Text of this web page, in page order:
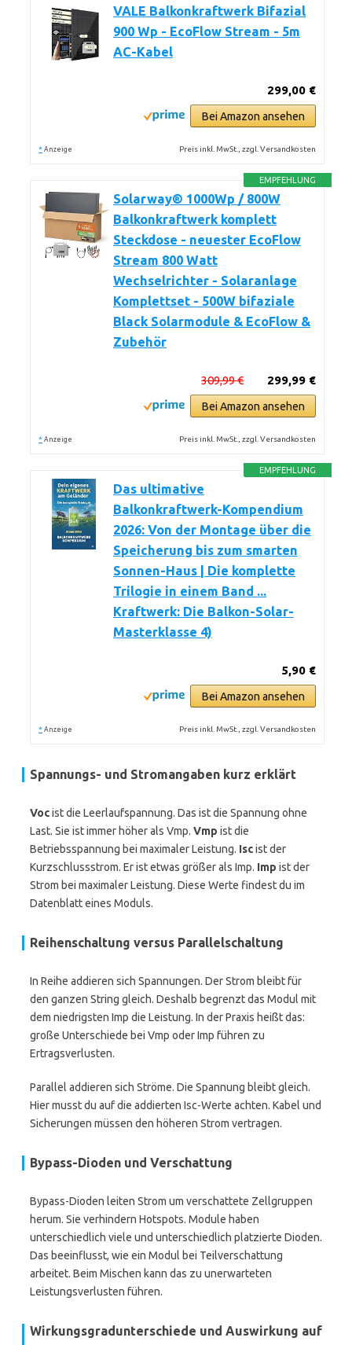
VALE Balkonkraftwerk Bifazial
900 Wp - EcoFlow Stream - 5m
AC-Kabel
299,00 €
Bei Amazon ansehen
* Anzeige Preis inkl. MwSt., zzgl. Versandkosten
EMPFEHLUNG
Solarway® 1000Wp / 800W
Balkonkraftwerk komplett
Steckdose - neuester EcoFlow
Stream 800 Watt
Wechselrichter - Solaranlage
Komplettset - 500W bifaziale
Black Solarmodule & EcoFlow &
Zubehör
299,99 €
309,99 €
Bei Amazon ansehen
* Anzeige Preis inkl. MwSt., zzgl. Versandkosten
EMPFEHLUNG
Das ultimative
Balkonkraftwerk-Kompendium
2026: Von der Montage über die
Speicherung bis zum smarten
Sonnen-Haus | Die komplette
Trilogie in einem Band ...
Kraftwerk: Die Balkon-Solar-
Masterklasse 4)
5,90 €
Bei Amazon ansehen
* Anzeige Preis inkl. MwSt., zzgl. Versandkosten
Spannungs- und Stromangaben kurz erklärt
Vocist die Leerlaufspannung. Das ist die Spannung ohne
Last. Sie ist immer höher als Vmp. Vmp ist die
Betriebsspannung bei maximaler Leistung. Iscist der
Kurzschlussstrom. Er ist etwas größer als Imp. Imp ist der
Strom bei maximaler Leistung. Diese Werte findest du im
Datenblatt eines Moduls.
Reihenschaltung versus Parallelschaltung
In Reihe addieren sich Spannungen. Der Strom bleibt für
den ganzen String gleich. Deshalb begrenzt das Modul mit
dem niedrigsten Imp die Leistung. In der Praxis heißt das:
große Unterschiede bei Vmp oder Imp führen zu
Ertragsverlusten.
Parallel addieren sich Ströme. Die Spannung bleibt gleich.
Hier musst du auf die addierten Isc-Werte achten. Kabel und
Sicherungen müssen den höheren Strom vertragen.
Bypass-Dioden und Verschattung
Bypass-Dioden leiten Strom um verschattete Zellgruppen
herum. Sie verhindern Hotspots. Module haben
unterschiedlich viele und unterschiedlich platzierte Dioden.
Das beeinflusst, wie ein Modul bei Teilverschattung
arbeitet. Beim Mischen kann das zu unerwarteten
Leistungsverlusten führen.
Wirkungsgradunterschiede und Auswirkung auf